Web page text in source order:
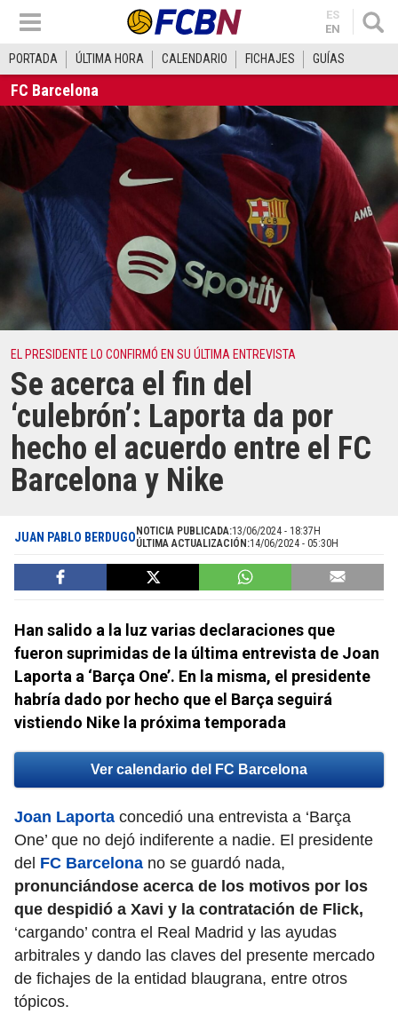
ES
EN
PORTADA ÚLTIMA HORA CALENDARIO FICHAJES GUÍAS
FC Barcelona
EL PRESIDENTE LO CONFIRMÓ EN SU ÚLTIMA ENTREVISTA
Se acerca el fin del
‘culebrón’: Laporta da por
hecho el acuerdo entre el FC
Barcelona y Nike
JUAN PABLO BERDUGO NOTICIA PUBLICADA:13/06/2024 - 18:37H
ÚLTIMA ACTUALIZACIÓN:14/06/2024 - 05:30H
Han salido a la luz varias declaraciones que
fueron suprimidas de la última entrevista de Joan
Laporta a ‘Barça One’. En la misma, el presidente
habría dado por hecho que el Barça seguirá
vistiendo Nike la próxima temporada
Ver calendario del FC Barcelona
Joan Laporta concedió una entrevista a ‘Barça
One’ que no dejó indiferente a nadie. El presidente
del FC Barcelona no se guardó nada,
pronunciándose acerca de los motivos por los
que despidió a Xavi y la contratación de Flick,
‘cargando’ contra el Real Madrid y las ayudas
arbitrales y dando las claves del presente mercado
de fichajes de la entidad blaugrana, entre otros
tópicos.